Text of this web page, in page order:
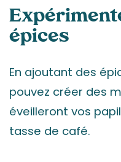
épices
En ajoutant des
pouvez créer des
éveilleront vos
tasse de café.